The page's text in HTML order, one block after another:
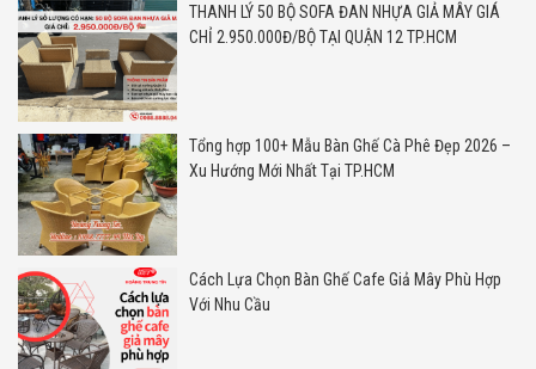
THANH LÝ 50 BỘ SOFA ĐAN NHỰA GIẢ MÂY GIÁ
CHỈ 2.950.000Đ/BỘ TẠI QUẬN 12 TP.HCM
Tổng hợp 100+ Mẫu Bàn Ghế Cà Phê Đẹp 2026 –
Xu Hướng Mới Nhất Tại TP.HCM
Cách Lựa Chọn Bàn Ghế Cafe Giả Mây Phù Hợp
Với Nhu Cầu